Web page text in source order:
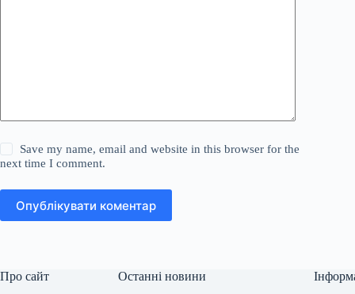
Save my name, email and website in this browser for the
next time I comment.
Опублікувати коментар
Про сайт Останні новини